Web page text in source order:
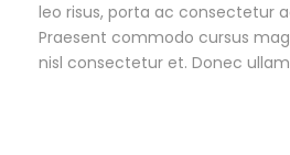
leo risus, porta ac consectetur
Praesent commodo cursus
nisl consectetur et. Donec